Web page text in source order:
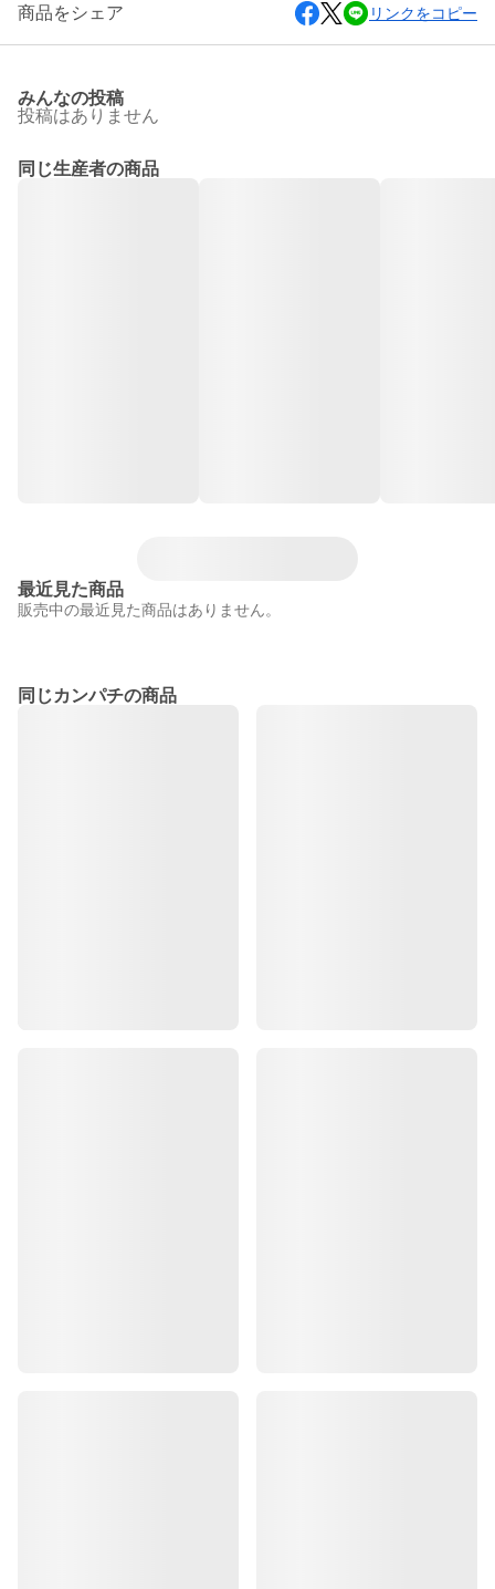
商品をシェア リンクをコピー
みんなの投稿
投稿はありません
同じ生産者の商品
最近見た商品
販売中の最近見た商品はありません。
同じカンパチの商品